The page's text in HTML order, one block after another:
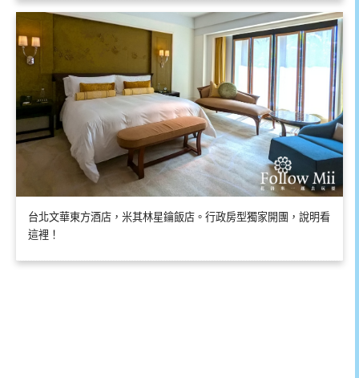
台北文華東方酒店，米其林星鑰飯店。行政房型獨家開團，說明看
這裡！